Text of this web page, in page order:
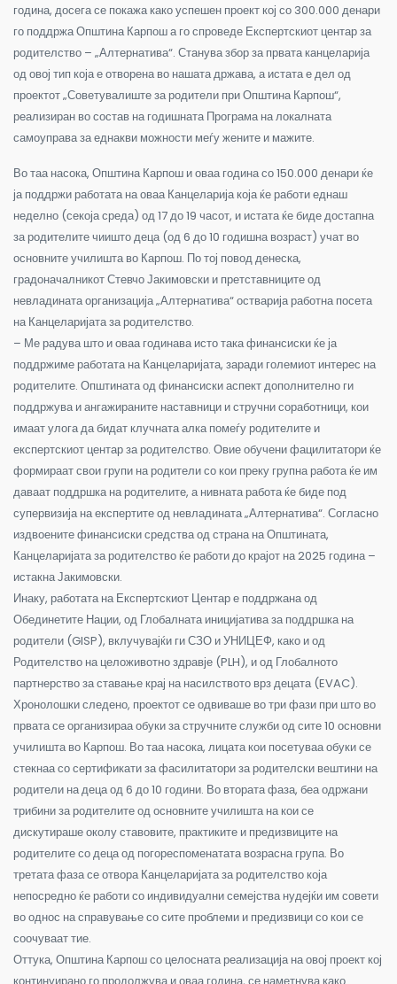
година, досега се покажа како успешен проект кој со 300.000 денари
го поддржа Општина Карпош а го спроведе Експертскиот центар за
родителство – „Алтернатива“. Станува збор за првата канцеларија
од овој тип која е отворена во нашата држава, а истата е дел од
проектот „Советувалиште за родители при Општина Карпош“,
реализиран во состав на годишната Програма на локалната
самоуправа за еднакви можности меѓу жените и мажите.
Во таа насока, Општина Карпош и оваа година со 150.000 денари ќе
ја поддржи работата на оваа Канцеларија која ќе работи еднаш
неделно (секоја среда) од 17 до 19 часот, и истата ќе биде достапна
за родителите чиишто деца (од 6 до 10 годишна возраст) учат во
основните училишта во Карпош. По тој повод денеска,
градоначалникот Стевчо Јакимовски и претставниците од
невладината организација „Алтернатива“ остварија работна посета
на Канцеларијата за родителство.
– Ме радува што и оваа годинава исто така финансиски ќе ја
поддржиме работата на Канцеларијата, заради големиот интерес на
родителите. Општината од финансиски аспект дополнително ги
поддржува и ангажираните наставници и стручни соработници, кои
имаат улога да бидат клучната алка помеѓу родителите и
експертскиот центар за родителство. Овие обучени фацилитатори ќе
формираат свои групи на родители со кои преку групна работа ќе им
даваат поддршка на родителите, а нивната работа ќе биде под
супервизија на експертите од невладината „Алтернатива“. Согласно
издвоените финансиски средства од страна на Општината,
Канцеларијата за родителство ќе работи до крајот на 2025 година –
истакна Јакимовски.
Инаку, работата на Експертскиот Центар е поддржана од
Обединетите Нации, од Глобалната иницијатива за поддршка на
родители (GISP), вклучувајќи ги СЗО и УНИЦЕФ, како и од
Родителство на целоживотно здравје (PLH), и од Глобалното
партнерство за ставање крај на насилството врз децата (EVAC).
Хронолошки следено, проектот се одвиваше во три фази при што во
првата се организираа обуки за стручните служби од сите 10 основни
училишта во Карпош. Во таа насока, лицата кои посетуваа обуки се
стекнаа со сертификати за фасилитатори за родителски вештини на
родители на деца од 6 до 10 години. Во втората фаза, беа одржани
трибини за родителите од основните училишта на кои се
дискутираше околу ставовите, практиките и предизвиците на
родителите со деца од погореспоменатата возрасна група. Во
третата фаза се отвора Канцеларијата за родителство која
непосредно ќе работи со индивидуални семејства нудејќи им совети
во однос на справување со сите проблеми и предизвици со кои се
соочуваат тие.
Оттука, Општина Карпош со целосната реализација на овој проект кој
континуирано го продолжува и оваа година, се наметнува како